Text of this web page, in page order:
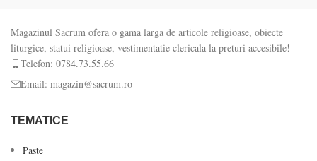
Magazinul Sacrum ofera o gama larga de articole religioase, obiecte
liturgice, statui religioase, vestimentatie clericala la preturi accesibile!
Telefon: 0784.73.55.66
Email: magazin@sacrum.ro
TEMATICE
Paste